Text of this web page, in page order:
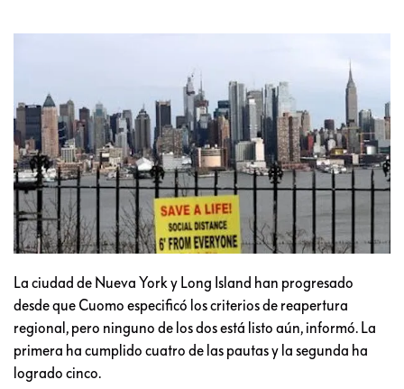
La ciudad de Nueva York y Long Island han progresado
desde que Cuomo especificó los criterios de reapertura
regional, pero ninguno de los dos está listo aún, informó. La
primera ha cumplido cuatro de las pautas y la segunda ha
logrado cinco.